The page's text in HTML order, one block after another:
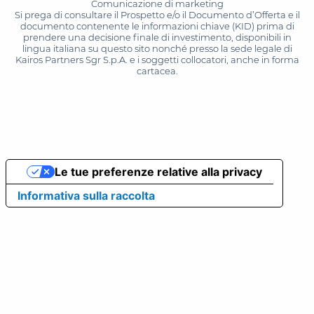
Comunicazione di marketing
Si prega di consultare il Prospetto e/o il Documento d’Offerta e il
documento contenente le informazioni chiave (KID) prima di
prendere una decisione finale di investimento, disponibili in
lingua italiana su questo sito nonché presso la sede legale di
Kairos Partners Sgr S.p.A. e i soggetti collocatori, anche in forma
cartacea.
Informativa sulla raccolta
Le tue preferenze relative alla privacy